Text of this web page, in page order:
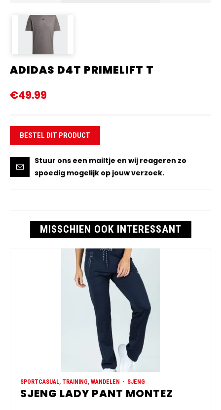
ADIDAS D4T PRIMELIFT T
€49.99
BESTEL DIT PRODUCT
Stuur ons een mailtje en wij reageren zo
spoedig mogelijk op jouw verzoek.
MISSCHIEN OOK INTERESSANT
SPORTCASUAL, TRAINING, WANDELEN SJENG
SJENG LADY PANT MONTEZ